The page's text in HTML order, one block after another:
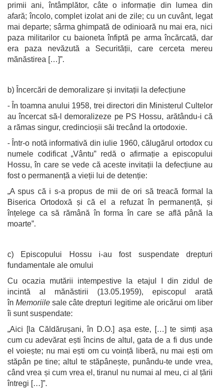
primii ani, întâmplător, câte o informație din lumea din
afară; încolo, complet izolat ani de zile; cu un cuvânt, legat
mai departe; sârma ghimpată de odinioară nu mai era, nici
paza militarilor cu baioneta înfiptă pe arma încărcată, dar
era paza nevăzută a Securității, care cerceta mereu
mănăstirea […]”.
b) Încercări de demoralizare și invitații la defecțiune
- În toamna anului 1958, trei directori din Ministerul Cultelor
au încercat să‑l demoralizeze pe PS Hossu, arătându-i că
a rămas singur, credincioșii săi trecând la ortodoxie.
- Într-o notă informativă din iulie 1960, călugărul ortodox cu
numele codificat „Vântu” redă o afirmație a episcopului
Hossu, în care se vede că aceste invitații la defecțiune au
fost o permanență a vieții lui de detenție:
„A spus că i s-a propus de mii de ori să treacă formal la
Biserica Ortodoxă și că el a refuzat în permanență, și
înțelege ca să rămână în forma în care se află până la
moarte”.
c) Episcopului Hossu i-au fost suspendate drepturi
fundamentale ale omului
Cu ocazia mutării intempestive la etajul I din zidul de
incintă al mănăstirii (13.05.1959), episcopul arată
înMemoriile sale câte drepturi legitime ale oricărui om liber
îi sunt suspendate:
„Aici [la Căldărușani, în D.O.] așa este, […] te simți așa
cum cu adevărat ești încins de altul, gata de a fi dus unde
el voiește; nu mai ești om cu voință liberă, nu mai ești om
stăpân pe tine; altul te stăpânește, punându-te unde vrea,
când vrea și cum vrea el, tiranul nu numai al meu, ci al țării
întregi […]”.